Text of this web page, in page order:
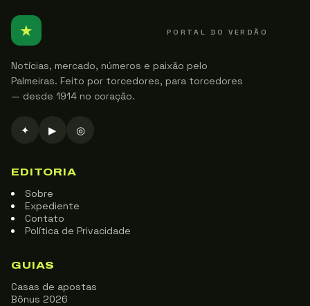
★ PORTAL DO VERDÃO
Notícias, mercado, números e paixão pelo
Palmeiras. Feito por torcedores, para torcedores
— desde 1914 no coração.
✦ ▶ ◎
EDITORIA
Sobre
Expediente
Contato
Política de Privacidade
GUIAS
Casas de apostas
Bônus 2026